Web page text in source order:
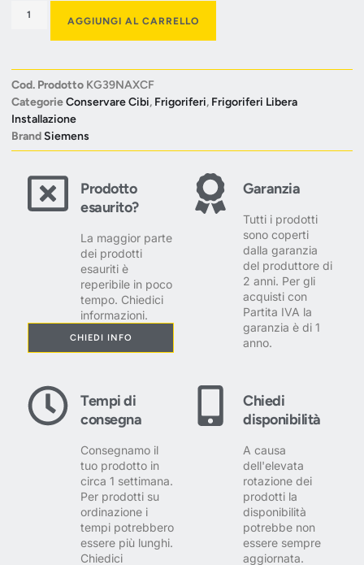
AGGIUNGI AL CARRELLO
Cod. Prodotto KG39NAXCF
CategorieConservare Cibi, Frigoriferi, Frigoriferi Libera
Installazione
BrandSiemens
Prodotto
esaurito?
La maggior parte
dei prodotti
esauriti è
reperibile in poco
tempo. Chiedici
informazioni.
CHIEDI INFO
Garanzia
Tutti i prodotti
sono coperti
dalla garanzia
del produttore di
2 anni. Per gli
acquisti con
Partita IVA la
garanzia è di 1
anno.
Tempi di
consegna
Consegnamo il
tuo prodotto in
circa 1 settimana.
Per prodotti su
ordinazione i
tempi potrebbero
essere più lunghi.
Chiedici
Chiedi
disponibilità
A causa
dell'elevata
rotazione dei
prodotti la
disponibilità
potrebbe non
essere sempre
aggiornata.